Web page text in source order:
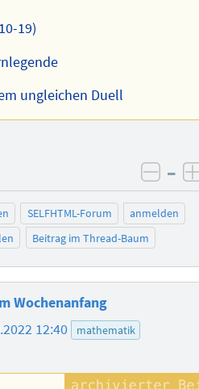
19)
ungleichen Duell
–
SELFHTML-Forum
anmelden
Beitrag im Thread-Baum
Wochenanfang
12:40 mathematik